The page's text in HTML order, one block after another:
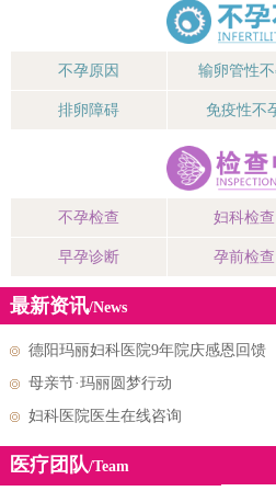
不孕原因 输卵管性
排卵障碍 免疫性不
不孕检查 妇科检查
早孕诊断 孕前检查
最新资讯/News
德阳玛丽妇科医院9年院庆感恩回馈
母亲节·玛丽圆梦行动
妇科医院医生在线咨询
医疗团队/Team